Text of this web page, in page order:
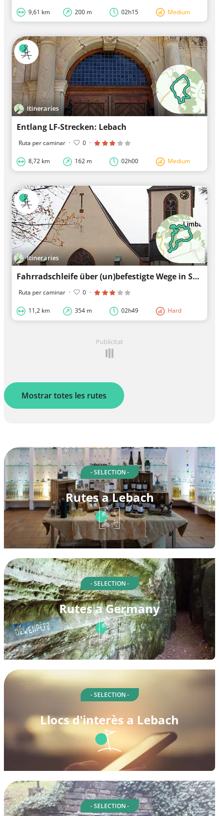
9,61 km 200 m 02h15 Medium
Itineraries
Entlang LF-Strecken: Lebach
Ruta per caminar · 0 ·
8,72 km 162 m 02h00 Medium
Itineraries
Fahrradschleife über (un)befestigte Wege in Schmelz
Ruta per caminar · 0 ·
11,2 km 354 m 02h49 Hard
Publicitat
Mostrar totes les rutes
- SELECTION -
Rutes a Lebach
- SELECTION -
Rutes a Germany
- SELECTION -
Llocs d'interès a Lebach
- SELECTION -